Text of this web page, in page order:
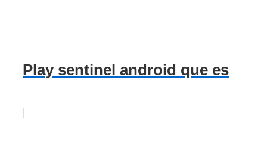
Play sentinel android que es